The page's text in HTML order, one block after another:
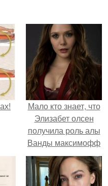
Мало кто знает, что
Элизабет олсен
получила роль алы
Ванды максимофф
не сразу.